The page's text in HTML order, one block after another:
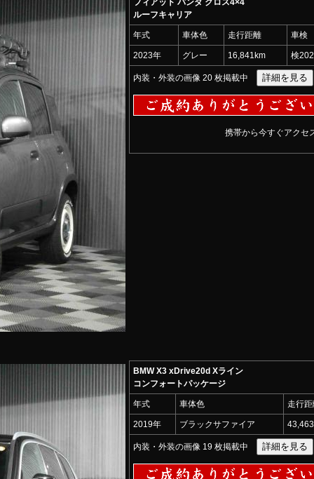
フィアット パンダ クロス4×4
ルーフキャリア
年式 車体色 走行距離 車検
2023年 グレー 16,841km 検
内装・外装の画像 20 枚掲載中
携帯から今すぐアクセ
BMW X3 xDrive20d Xライン
コンフォートパッケージ
年式 車体色 走行
2019年 ブラックサファイア
内装・外装の画像 19 枚掲載中